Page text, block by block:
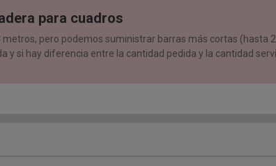
para cuadros
pero podemos suministrar barras más cortas
si hay diferencia entre la cantidad pedida y la cantidad